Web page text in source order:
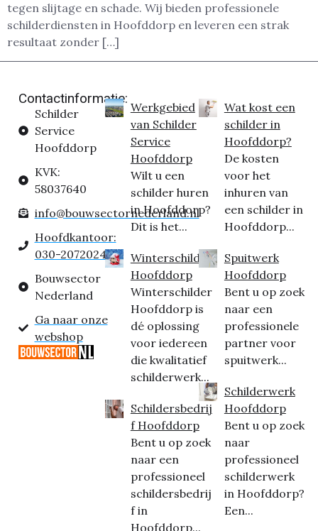
tegen slijtage en schade. Wij bieden professionele
schilderdiensten in Hoofddorp en leveren een strak
resultaat zonder […]
Contactinformatie:
Schilder
Service
Hoofddorp
KVK:
58037640
info@bouwsectornederland.nl
Hoofdkantoor:
030-2072024
Bouwsector
Nederland
Ga naar onze
webshop
Werkgebied
van Schilder
Service
Hoofddorp
Wilt u een
schilder huren
in Hoofddorp?
Dit is het...
Winterschilder
Hoofddorp
Winterschilder
Hoofddorp is
dé oplossing
voor iedereen
die kwalitatief
schilderwerk...
Schildersbedrij
f Hoofddorp
Bent u op zoek
naar een
professioneel
schildersbedrij
f in
Hoofddorp...
Wat kost een
schilder in
Hoofddorp?
De kosten
voor het
inhuren van
een schilder in
Hoofddorp...
Spuitwerk
Hoofddorp
Bent u op zoek
naar een
professionele
partner voor
spuitwerk...
Schilderwerk
Hoofddorp
Bent u op zoek
naar
professioneel
schilderwerk
in Hoofddorp?
Een...